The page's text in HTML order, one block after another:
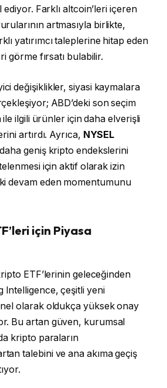
ediyor. Farklı altcoin’leri içeren
artmasıyla birlikte,
yatırımcı taleplerine hitap eden
görme fırsatı bulabilir.
değişiklikler, siyasi kaymalara
ABD’deki son seçim
ilgili ürünler için daha elverişli
artırdı. Ayrıca, NYSEL
geniş kripto endekslerini
için aktif olarak izin
devam eden momentumunu
için Piyasa
ETF’lerinin geleceğinden
Intelligence, çeşitli yeni
olarak oldukça yüksek onay
Bu artan güven, kurumsal
kripto paraların
talebini ve ana akıma geçiş